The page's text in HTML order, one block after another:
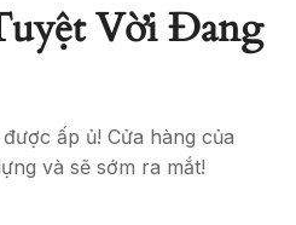
Vời Đang
ấp ủ! Cửa hàng của
và sẽ sớm ra mắt!